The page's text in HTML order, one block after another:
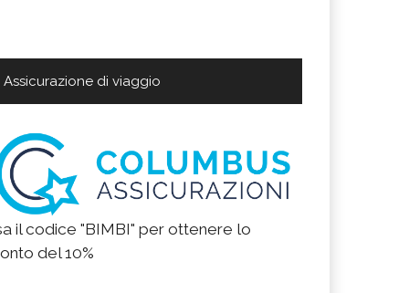
Assicurazione di viaggio
il codice "BIMBI" per ottenere lo
del 10%